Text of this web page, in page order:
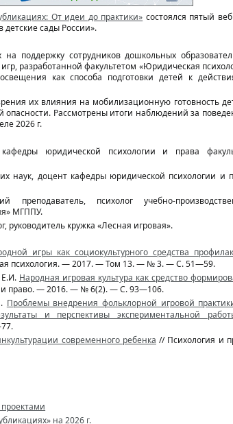
От идеи до практики» состоялся пятый
сады России».
поддержку сотрудников дошкольных
разработанной факультетом «Юридическая
как способа подготовки детей к
их влияния на мобилизационную готовность
опасности. Рассмотрены итоги наблюдений за
2026 г.
юридической психологии и права
наук, доцент кафедры юридической психологии и
преподаватель, психолог учебно-
МГППУ.
руководитель кружка «Лесная игровая».
игры как социокультурного средства
психология. — 2017. — Том 13. — № 3. — С. 51—59.
Народная игровая культура как средство
и право. — 2016. — № 6(2). — С. 93—106.
Проблемы внедрения фольклорной игровой
и перспективы экспериментальной
современного ребенка // Психология и
на 2026 г.